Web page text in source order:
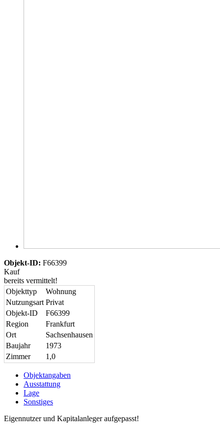
Objekt-ID: F66399
Kauf
bereits vermittelt!
Objekttyp
Wohnung
Nutzungsart Privat
Objekt-ID
F66399
Region
Frankfurt
Ort
Sachsenhausen
Baujahr
1973
Zimmer
1,0
Objektangaben
Ausstattung
Lage
Sonstiges
Eigennutzer und Kapitalanleger aufgepasst!